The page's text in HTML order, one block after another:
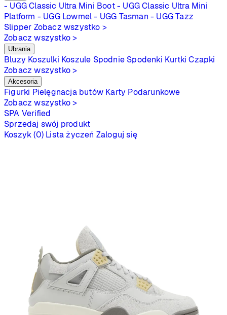
- UGG Classic Ultra Mini Boot - UGG Classic Ultra Mini
Platform - UGG Lowmel - UGG Tasman - UGG Tazz
Slipper Zobacz wszystko >
Zobacz wszystko >
Ubrania
Bluzy Koszulki Koszule Spodnie Spodenki Kurtki Czapki
Zobacz wszystko >
Akcesoria
Figurki Pielęgnacja butów Karty Podarunkowe
Zobacz wszystko >
SPA Verified
Sprzedaj swój produkt
Koszyk (0) Lista życzeń Zaloguj się